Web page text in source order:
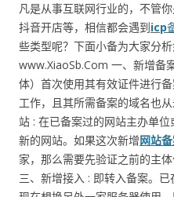
凡是从事互联网行业的，不管
抖音开店等，相信都会遇到icp
些类型呢？下面小备为大家分析
www.XiaoSb.Com 一、新增备
体）首次使用其有效证件进行
工作，且其所需备案的域名也
站 : 在已备案过的网站主办单
新的网站。如果这次新增网站
家，那么需要先验证之前的主
三、新增接入 : 即转入备案。